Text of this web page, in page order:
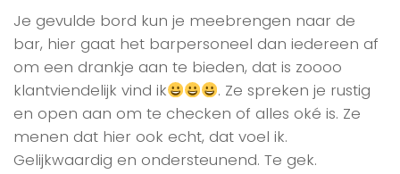
Je gevulde bord kun je meebrengen naar de
bar, hier gaat het barpersoneel dan iedereen af
om een drankje aan te bieden, dat is zoooo
klantviendelijk vind ik
. Ze spreken je rustig
en open aan om te checken of alles oké is. Ze
menen dat hier ook echt, dat voel ik.
Gelijkwaardig en ondersteunend. Te gek.